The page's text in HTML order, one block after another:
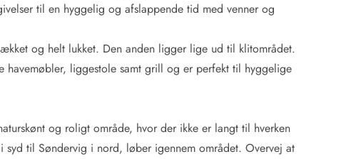
til en hyggelig og afslappende tid med venner og
og helt lukket. Den anden ligger lige ud til klitområdet.
liggestole samt grill og er perfekt til hyggelige
og roligt område, hvor der ikke er langt til hverken
til Søndervig i nord, løber igennem området. Overvej at